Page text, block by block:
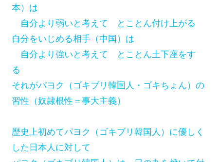
本）は
自分より弱いと考えて とことん付け上がる
自分をいじめる相手（中国）は
自分より強いと考えて とことん土下座をす
る
それがパヨク（ゴキブリ韓国人・ゴキちょん）の
習性（奴隷根性＝事大主義）
歴史上初めてパヨク（ゴキブリ韓国人）に優しく
した日本人に対して